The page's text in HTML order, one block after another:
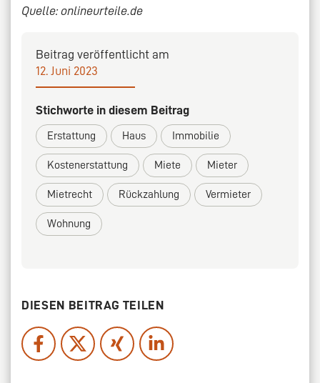
Quelle: onlineurteile.de
Beitrag veröffentlicht am
12. Juni 2023
Stichworte in diesem Beitrag
Erstattung Haus Immobilie
Kostenerstattung Miete Mieter
Mietrecht Rückzahlung Vermieter
Wohnung
DIESEN BEITRAG TEILEN